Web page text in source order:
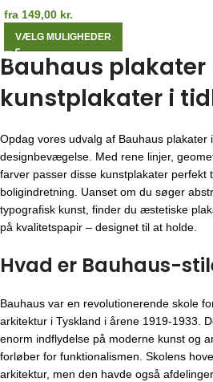
fra 149,00 kr.
VÆLG MULIGHEDER
Bauhaus plakater
kunstplakater i
Opdag vores udvalg af Bauhaus plakater
designbevægelse. Med rene linjer,
farver passer disse kunstplakater perfekt
boligindretning. Uanset om du søger
typografisk kunst, finder du æstetiske
på kvalitetspapir – designet til at holde.
Hvad er Bauhaus-
Bauhaus var en revolutionerende skole
arkitektur i Tyskland i årene 1919-1933.
enorm indflydelse på moderne kunst og
forløber for funktionalismen. Skolens
arkitektur, men den havde også